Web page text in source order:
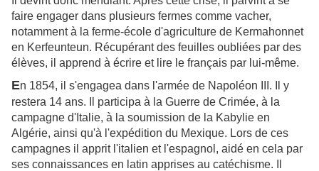
faire engager dans plusieurs fermes comme vacher,
notamment à la ferme-école d'agriculture de Kermahonnet
en Kerfeunteun. Récupérant des feuilles oubliées par des
élèves, il apprend à écrire et lire le français par lui-même.
En 1854, il s'engagea dans l'armée de Napoléon III. Il y
restera 14 ans. Il participa à la Guerre de Crimée, à la
campagne d'Italie, à la soumission de la Kabylie en
Algérie, ainsi qu'à l'expédition du Mexique. Lors de ces
campagnes il apprit l'italien et l'espagnol, aidé en cela par
ses connaissances en latin apprises au catéchisme. Il